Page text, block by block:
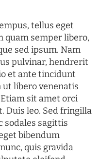
tellus eget
quam semper libero,
sed ipsum. Nam
pulvinar, hendrerit
et ante tincidunt
ut libero venenatis
sit amet orci
Duis leo. Sed fringilla
sodales sagittis
bibendum
quis gravida